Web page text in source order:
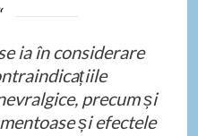
ia în considerare
precum și
și efectele